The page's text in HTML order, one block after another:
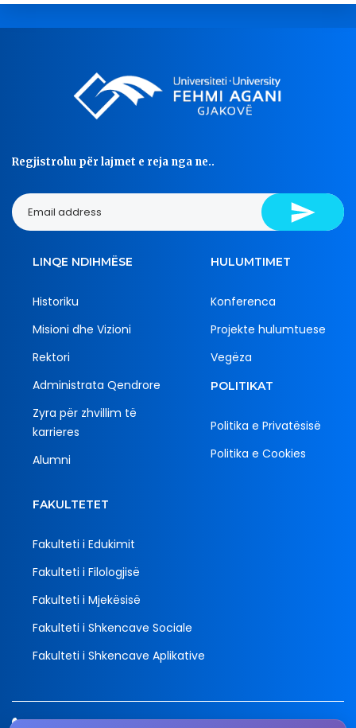
Regjistrohu për lajmet e reja nga ne..
LINQE NDIHMËSE
Historiku
Misioni dhe Vizioni
Rektori
Administrata Qendrore
Zyra për zhvillim të
karrieres
Alumni
HULUMTIMET
Konferenca
Projekte hulumtuese
Vegëza
POLITIKAT
Politika e Privatësisë
Politika e Cookies
FAKULTETET
Fakulteti i Edukimit
Fakulteti i Filologjisë
Fakulteti i Mjekësisë
Fakulteti i Shkencave Sociale
Fakulteti i Shkencave Aplikative
Tel.